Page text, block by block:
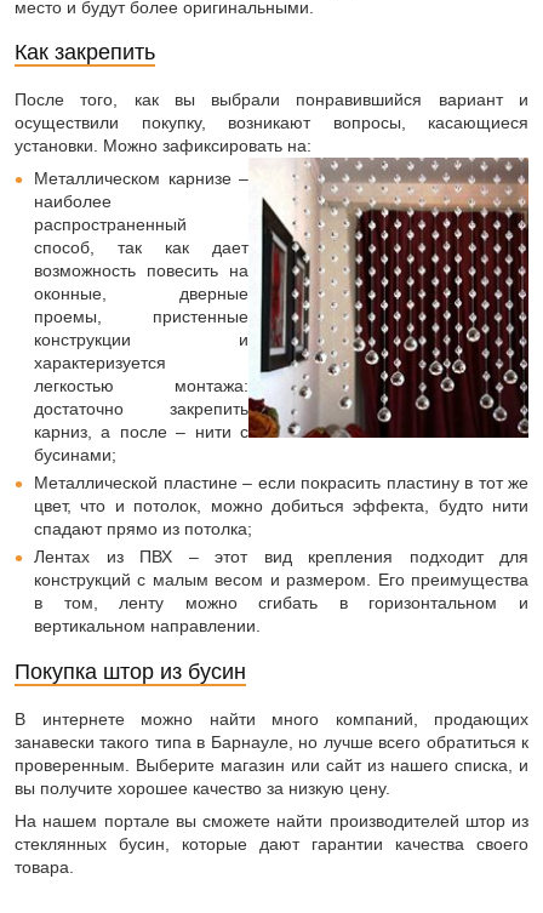
место и будут более оригинальными.
Как закрепить
После того, как вы выбрали понравившийся вариант и
осуществили покупку, возникают вопросы, касающиеся
установки. Можно зафиксировать на:
Металлическом карнизе –
наиболее
распространенный
способ, так как дает
возможность повесить на
оконные, дверные
проемы, пристенные
конструкции и
характеризуется
легкостью монтажа:
достаточно закрепить
карниз, а после – нити с
бусинами;
Металлической пластине – если покрасить пластину в тот же
цвет, что и потолок, можно добиться эффекта, будто нити
спадают прямо из потолка;
Лентах из ПВХ – этот вид крепления подходит для
конструкций с малым весом и размером. Его преимущества
в том, ленту можно сгибать в горизонтальном и
вертикальном направлении.
Покупка штор из бусин
В интернете можно найти много компаний, продающих
занавески такого типа в Барнауле, но лучше всего обратиться к
проверенным. Выберите магазин или сайт из нашего списка, и
вы получите хорошее качество за низкую цену.
На нашем портале вы сможете найти производителей штор из
стеклянных бусин, которые дают гарантии качества своего
товара.